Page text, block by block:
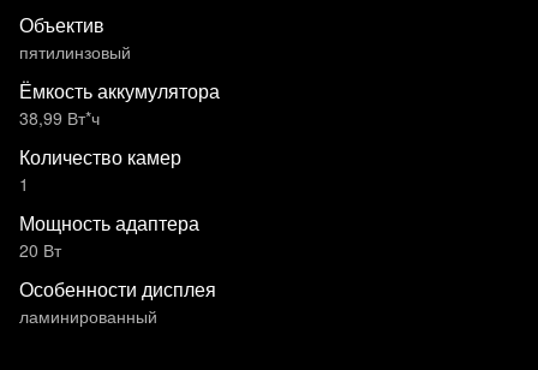
Объектив
пятилинзовый
Ёмкость аккумулятора
38,99 Вт*ч
Количество камер
1
Мощность адаптера
20 Вт
Особенности дисплея
ламинированный